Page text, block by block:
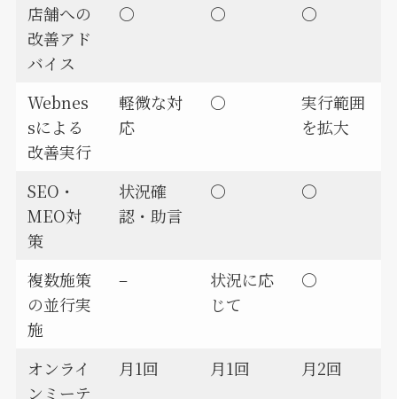
店舗への
改善アド
バイス
〇 〇 〇
Webnes
sによる
改善実行
軽微な対
応
〇
実行範囲
を拡大
SEO・
MEO対
策
状況確
認・助言
〇 〇
複数施策
の並行実
施
–
状況に応
じて
〇
オンライ
ンミーテ
月1回 月1回 月2回